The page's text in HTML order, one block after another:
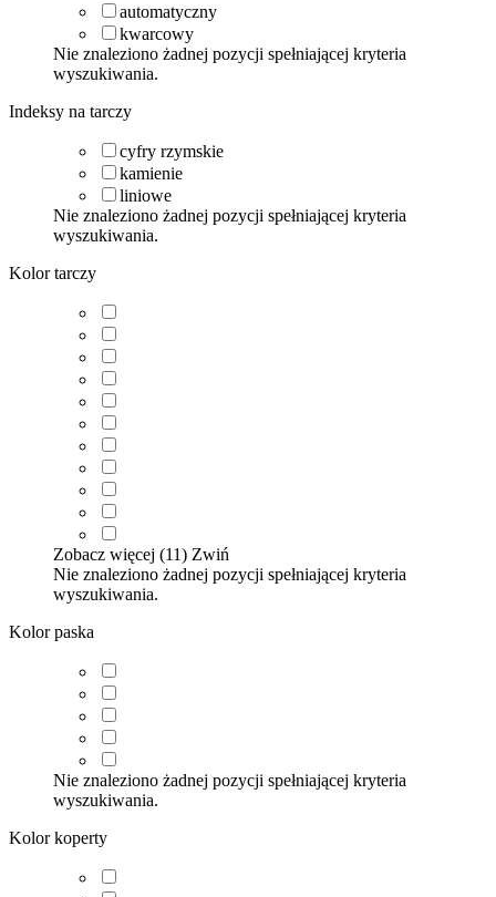
automatyczny
kwarcowy
Nie znaleziono żadnej pozycji spełniającej kryteria
wyszukiwania.
Indeksy na tarczy
cyfry rzymskie
kamienie
liniowe
Nie znaleziono żadnej pozycji spełniającej kryteria
wyszukiwania.
Kolor tarczy
Zobacz więcej (11) Zwiń
Nie znaleziono żadnej pozycji spełniającej kryteria
wyszukiwania.
Kolor paska
Nie znaleziono żadnej pozycji spełniającej kryteria
wyszukiwania.
Kolor koperty